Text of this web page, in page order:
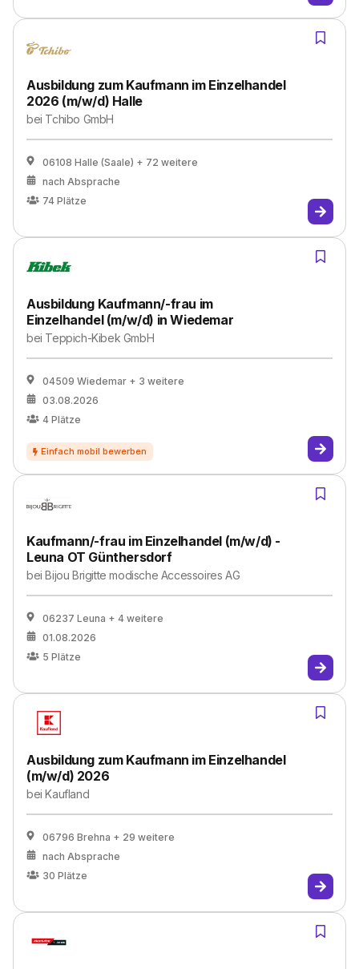
Ausbildung zum Kaufmann im Einzelhandel
2026 (m/w/d) Halle
bei Tchibo GmbH
06108 Halle (Saale) + 72 weitere
nach Absprache
74 Plätze
Ausbildung Kaufmann/-frau im
Einzelhandel (m/w/d) in Wiedemar
bei Teppich-Kibek GmbH
04509 Wiedemar + 3 weitere
03.08.2026
4 Plätze
Kaufmann/-frau im Einzelhandel (m/w/d) -
Leuna OT Günthersdorf
beiBijou Brigitte modische Accessoires AG
06237 Leuna + 4 weitere
01.08.2026
5 Plätze
Ausbildung zum Kaufmann im Einzelhandel
(m/w/d) 2026
beiKaufland
06796 Brehna + 29 weitere
nach Absprache
30 Plätze